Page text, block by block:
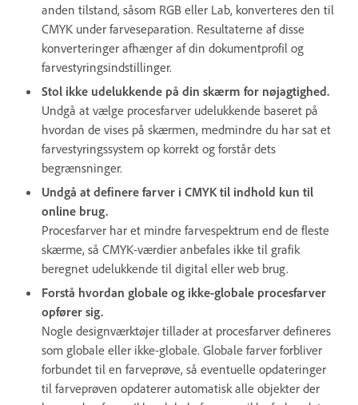
anden tilstand, såsom RGB eller Lab, konverteres den til
CMYK under farveseparation. Resultaterne af disse
konverteringer afhænger af din dokumentprofil og
farvestyringsindstillinger.
Stol ikke udelukkende på din skærm for nøjagtighed.
Undgå at vælge procesfarver udelukkende baseret på
hvordan de vises på skærmen, medmindre du har sat et
farvestyringssystem op korrekt og forstår dets
begrænsninger.
Undgå at definere farver i CMYK til indhold kun til
online brug.
Procesfarver har et mindre farvespektrum end de fleste
skærme, så CMYK-værdier anbefales ikke til grafik
beregnet udelukkende til digital eller web brug.
Forstå hvordan globale og ikke-globale procesfarver
opfører sig.
Nogle designværktøjer tillader at procesfarver defineres
som globale eller ikke-globale. Globale farver forbliver
forbundet til en farveprøve, så eventuelle opdateringer
til farveprøven opdaterer automatisk alle objekter der